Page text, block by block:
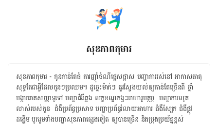
សុខភាពកុមារ
សុខភាព​កុមារ - កូន​កាន់​តែ​ធំ ការ​ញ៉ាំ​ចំណី​ផ្ដេសផ្ដាស បញ្ហា​ការ​រស់​នៅ អាកាសធាតុ
សុទ្ធ​តែ​ជា​អ្វី​ដែល​កូនៗ​ប្រឈម។ ដូច្នេះ​ម៉ាក់ៗ គួរ​ស្វែងយល់​ឲ្យ​កាន់​តែ​ច្រើន​ពី ថ្នាំ
បង្ការ​រោគសញ្ញាទូទៅ ​បញ្ហា​ជំងឺឆ្លង លក្ខខណ្ឌ​​កង្វះអាហារូបត្ថម្ភ ​ បញ្ហាការលូត
លាស់​របស់​កូន ​ ជំងឺប្រព័ន្ធប្រសាទ ​បញ្ហាប្រព័ន្ធរំលាយអាហារ ​ជំងឺស្បែក ​​ជំងឺផ្លូវ
ដង្ហើម​ ​បូករួម​ទាំង​បញ្ហាសុខភាពផ្សេងទៀត ​ឲ្យ​បាន​ច្រើន និង​ប្រុងប្រយ័ត្ន​ខ្ពស់